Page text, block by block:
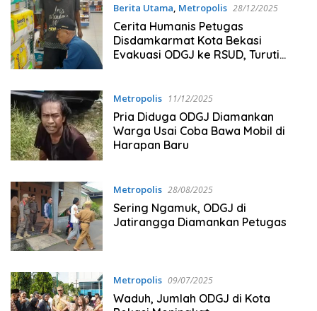
Berita Utama, Metropolis 28/12/2025
Cerita Humanis Petugas
Disdamkarmat Kota Bekasi
Evakuasi ODGJ ke RSUD, Turuti
Metropolis 11/12/2025
Pria Diduga ODGJ Diamankan
Warga Usai Coba Bawa Mobil di
Harapan Baru
Metropolis 28/08/2025
Sering Ngamuk, ODGJ di
Jatirangga Diamankan Petugas
Metropolis 09/07/2025
Waduh, Jumlah ODGJ di Kota